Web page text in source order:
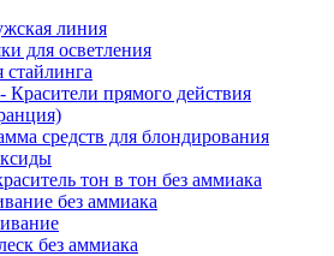
линия
для осветления
Красители прямого действия
средств для блондирования
тон в тон без аммиака
без аммиака
без аммиака